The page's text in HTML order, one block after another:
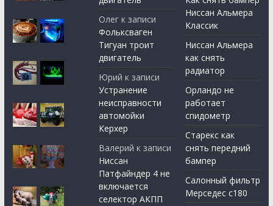
Олег к записи
Фольксваген
Тигуан троит
двигатель
Юрий к записи
Устранение
неисправности
автомойки
Керхер
Валерий к записи
Ниссан
Патфайндер 4 не
включается
селектор АКПП
Ниссан Альмера
Классик
Ниссан Альмера
как снять
радиатор
Орландо не
работает
спидометр
Старекс как
снять передний
бампер
Салонный фильтр
Мерседес с180